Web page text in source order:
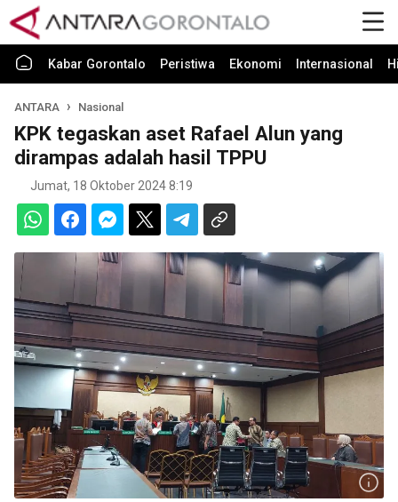
Kabar Gorontalo Peristiwa Ekonomi Internasional
ANTARA Nasional
KPK tegaskan aset Rafael Alun yang
dirampas adalah hasil TPPU
Jumat, 18 Oktober 2024 8:19